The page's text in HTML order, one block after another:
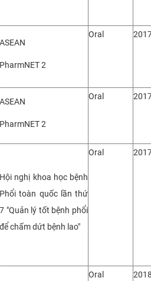
ASEAN
PharmNET 2
Oral
ASEAN
PharmNET 2
Oral
Hội nghị khoa học bệnh
Phổi toàn quốc lần thứ
7 "Quản lý tốt bệnh phổi
để chấm dứt bệnh lao"
Oral
Oral